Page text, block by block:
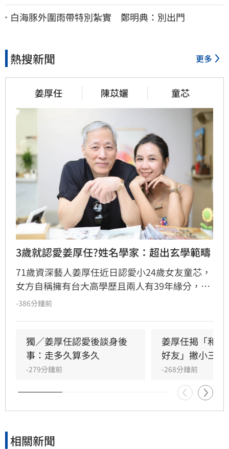
病、降膽固醇
白海豚外圍雨帶特別紮實 鄭明典：別出門
熱搜新聞 更多
姜厚任 陳苡孋 童芯
3歲就認愛姜厚任?姓名學家：超出玄學範疇
71歲資深藝人姜厚任近日認愛小24歲女友童芯，
女方自稱擁有台大高學歷且兩人有39年緣分，引
發熱議。隨後女方過往背景遭網友起底，包括多
恐有違反姓名條例疑慮，且其自稱三歲即認定對
方為老公的說法邏輯矛盾。吳睿穎直言，這段戀
情的人設背景過於離奇，已完全超出玄學範疇，
引發各界對女方真實動機的廣泛討論，這段戀情
也因此成為近期演藝圈備受矚目的焦點話題。
-386分鐘前
獨／姜厚任認愛後談身後
事：走多久算多久
-279分鐘前
姜厚任揭「和
好友」撇小三傳
-268分鐘前
相關新聞